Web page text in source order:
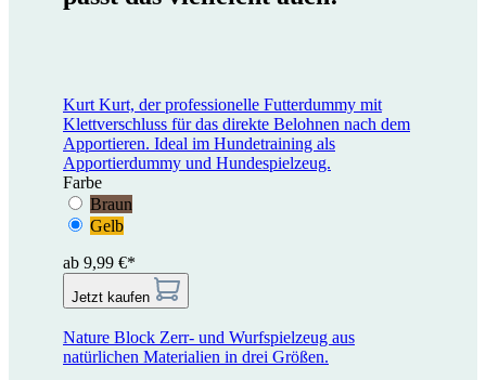
Kurt Kurt, der professionelle Futterdummy mit
Klettverschluss für das direkte Belohnen nach dem
Apportieren. Ideal im Hundetraining als
Apportierdummy und Hundespielzeug.
Farbe
Braun
Gelb
ab 9,99 €*
Jetzt kaufen
Nature Block Zerr- und Wurfspielzeug aus
natürlichen Materialien in drei Größen.